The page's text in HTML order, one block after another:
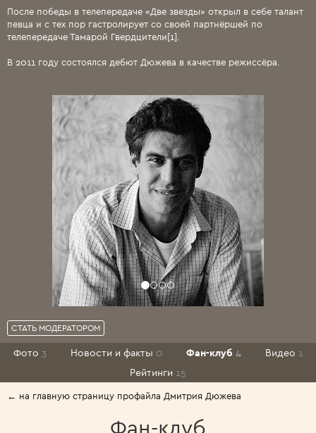
После победы в телепередаче «Две звезды» открыл в себе талант
певца и с тех пор гастролирует со своей партнёршей по
телепередаче Тамарой Гвердцители[1].
В 2011 году состоялся дебют Дюжева в качестве режиссёра.
СТАТЬ МОДЕРАТОРОМ
Фото 3 Новости и факты 0 Фан-клуб 4 Видео 1
Рейтинги 15
← на главную страницу профайла Дмитрия Дюжева
Фан-клуб